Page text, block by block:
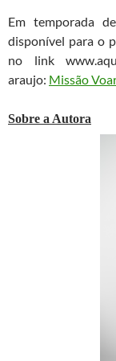
Em temporada
disponível para o
no link
araujo: Missão
Sobre a Autora